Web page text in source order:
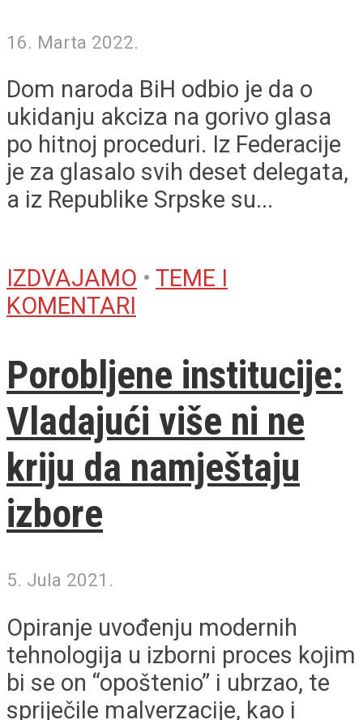
16. Marta 2022.
Dom naroda BiH odbio je da o
ukidanju akciza na gorivo glasa
po hitnoj proceduri. Iz Federacije
je za glasalo svih deset delegata,
a iz Republike Srpske su...
IZDVAJAMO • TEME I
KOMENTARI
Porobljene institucije:
Vladajući više ni ne
kriju da namještaju
izbore
5. Jula 2021.
Opiranje uvođenju modernih
tehnologija u izborni proces kojim
bi se on “opoštenio” i ubrzao, te
spriječile malverzacije, kao i